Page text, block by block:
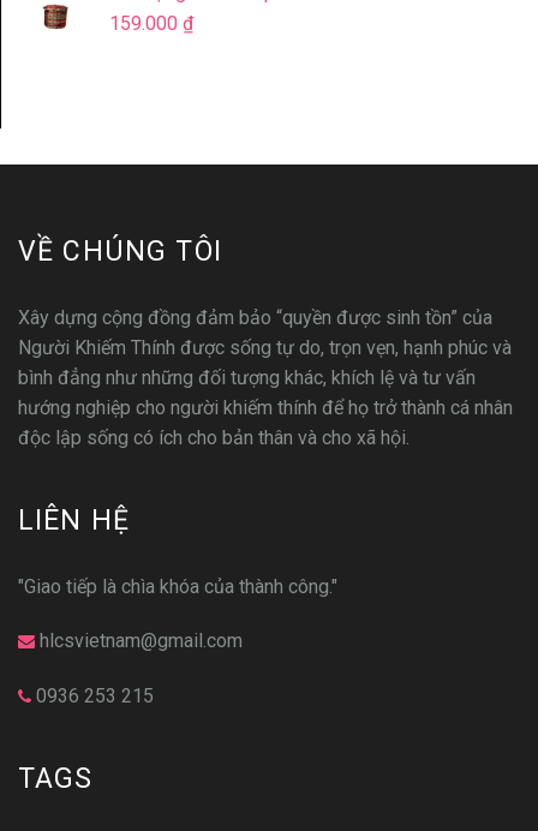
159.000 ₫
VỀ CHÚNG TÔI
Xây dựng cộng đồng đảm bảo “quyền được sinh tồn” của
Người Khiếm Thính được sống tự do, trọn vẹn, hạnh phúc và
bình đẳng như những đối tượng khác, khích lệ và tư vấn
hướng nghiệp cho người khiếm thính để họ trở thành cá nhân
độc lập sống có ích cho bản thân và cho xã hội.
LIÊN HỆ
"Giao tiếp là chìa khóa của thành công."
hlcsvietnam@gmail.com
0936 253 215
TAGS